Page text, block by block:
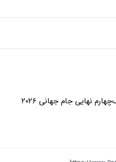
نهایی جام جهانی ۲۰۲۶